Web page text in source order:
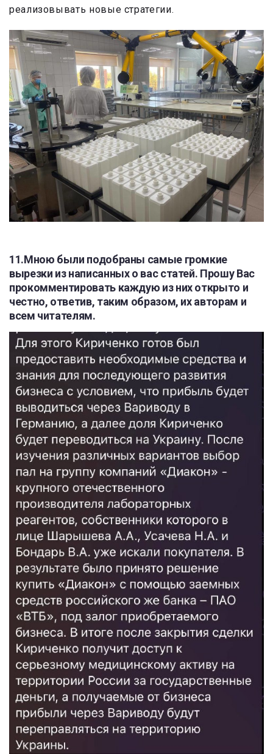
реализовывать новые стратегии.
11.Мною были подобраны самые громкие
вырезки из написанных о вас статей. Прошу Вас
прокомментировать каждую из них открыто и
честно, ответив, таким образом, их авторам и
всем читателям.